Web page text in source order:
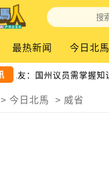
最热新闻 今日北馬
：国州议员需掌握知识
>今日北馬 > 威省